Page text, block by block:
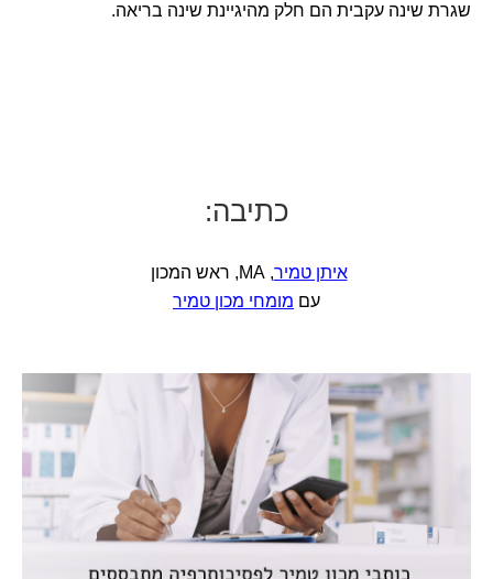
שגרת שינה עקבית הם חלק מהיגיינת שינה בריאה.
כתיבה:
איתן טמיר, MA, ראש המכון
עם מומחי מכון טמיר